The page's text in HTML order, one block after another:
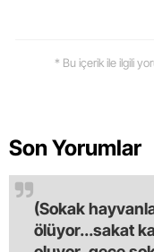
* Bu içerik ile ilgili
Son Yorumlar
(Sokak
ölüyor...sakat